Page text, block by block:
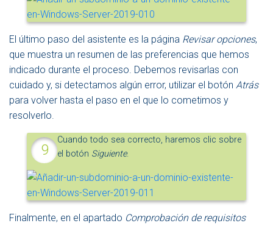
El último paso del asistente es la página Revisar opciones,
que muestra un resumen de las preferencias que hemos
indicado durante el proceso. Debemos revisarlas con
cuidado y, si detectamos algún error, utilizar el botón Atrás
para volver hasta el paso en el que lo cometimos y
resolverlo.
Cuando todo sea correcto, haremos clic sobre
el botón Siguiente.
Finalmente, en el apartado Comprobación de requisitos